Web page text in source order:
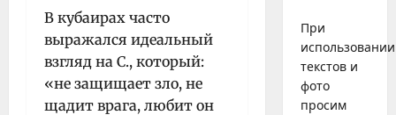
В кубаирах часто
выражался идеальный
взгляд на С., который:
«не защищает зло, не
щадит врага, любит он
При
использовании
текстов и
фото
просим